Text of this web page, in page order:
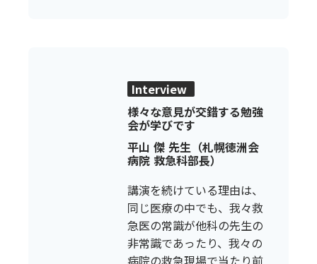
Interview
様々な意見が交錯する勉強
会が学びです
平山 傑 先生（札幌徳洲会
病院 救急科部長）
講演を続けている理由は、
同じ医療の中でも、我々救
急医の常識が他科の先生の
非常識であったり、我々の
病院の救急現場で当たり前